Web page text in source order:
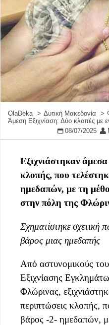
OlaDeka Δυτική Μακεδονία
Άμεση Εξιχνίαση: Δύο κλοπές με
08/07/2025
Εξιχνιάστηκαν
κλοπής, που
ημεδαπών, με τη
στην πόλη της
Σχηματίστηκε σχετική
βάρος μιας ημεδαπής
Από αστυνομικούς
Εξιχνίασης
Φλώρινας,
περιπτώσεις κλοπής,
βάρος -2- ημεδαπών,